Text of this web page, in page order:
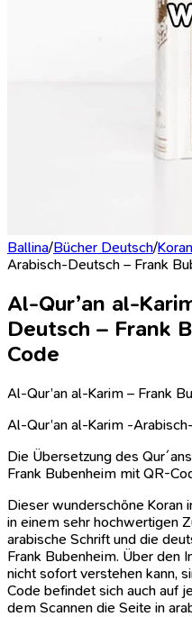
Ballina/Bücher Deutsch/
Arabisch-Deutsch – Frank
Al-Qur’an al-
Deutsch – Frank
Code
Al-Qur’an al-Karim – Frank
Al-Qur’an al-Karim -
Die Übersetzung des
Frank Bubenheim mit QR-
Dieser wunderschöne Koran
in einem sehr hochwertigen
arabische Schrift und die
Frank Bubenheim. Über den
nicht sofort verstehen kann,
Code befindet sich auch auf
dem Scannen die Seite in